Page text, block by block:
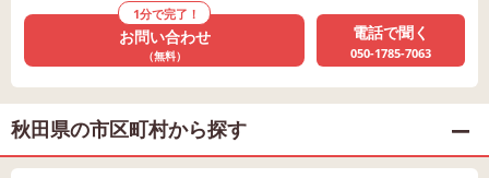
1分で完了！
お問い合わせ
（無料）
電話で聞く
050-1785-7063
秋田県の市区町村から探す